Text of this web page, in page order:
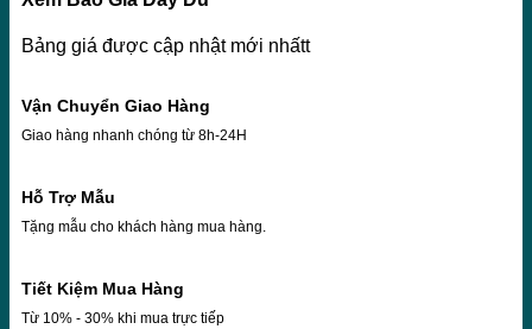
Bảng giá được cập nhật mới nhấtt
Vận Chuyển Giao Hàng
Giao hàng nhanh chóng từ 8h-24H
Hỗ Trợ Mẫu
Tặng mẫu cho khách hàng mua hàng.
Tiết Kiệm Mua Hàng
Từ 10% - 30% khi mua trực tiếp